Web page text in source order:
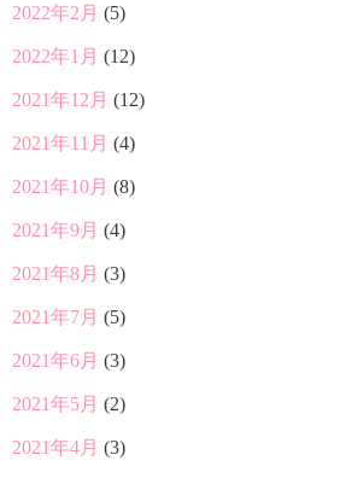
2022年2月 (5)
2022年1月 (12)
2021年12月 (12)
2021年11月 (4)
2021年10月 (8)
2021年9月 (4)
2021年8月 (3)
2021年7月 (5)
2021年6月 (3)
2021年5月 (2)
2021年4月 (3)